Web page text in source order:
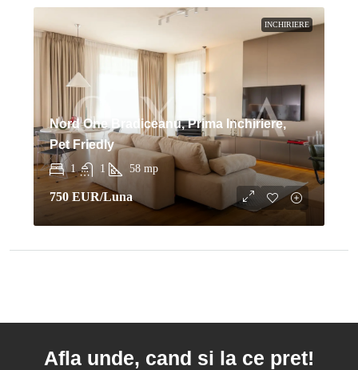
INCHIRIERE
Nord One Bradiceanu, Prima Inchiriere,
Pet Friedly
1 1 58 mp
750 EUR/Luna
Afla unde, cand si la ce pret!